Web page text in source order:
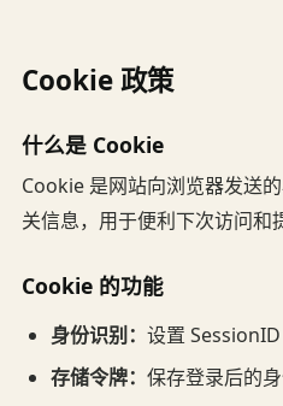
Cookie 政策
什么是 Cookie
Cookie 是网站向浏览器发送
关信息，用于便利下次访问和
Cookie 的功能
身份识别： 设置 SessionID
存储令牌： 保存登录后的身